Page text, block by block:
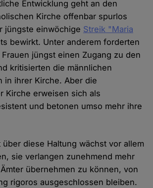
Entwicklung geht an den
Kirche offenbar spurlos
jüngste einwöchige Streik "Maria
bewirkt. Unter anderem forderten
jüngst einen Zugang zu den
kritisierten die männlichen
in ihrer Kirche. Aber die
Kirche erweisen sich als
und betonen umso mehr ihre
diese Haltung wächst vor allem
sie verlangen zunehmend mehr
übernehmen zu können, von
rigoros ausgeschlossen bleiben.